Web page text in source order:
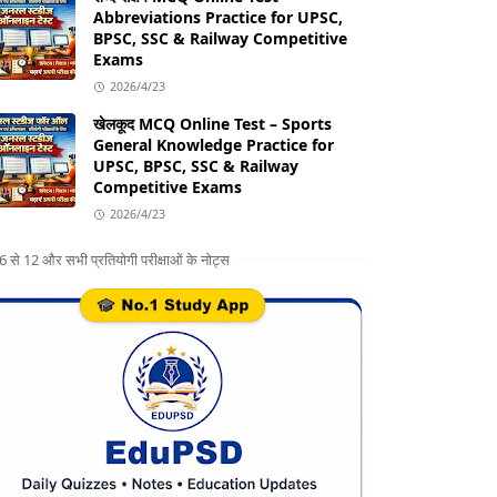
Abbreviations Practice for UPSC,
BPSC, SSC & Railway Competitive
Exams
2026/4/23
खेलकूद MCQ Online Test – Sports
General Knowledge Practice for
UPSC, BPSC, SSC & Railway
Competitive Exams
2026/4/23
6 से 12 और सभी प्रतियोगी परीक्षाओं के नोट्स